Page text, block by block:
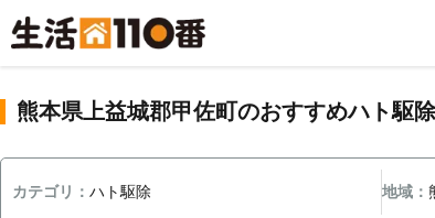
熊本県上益城郡甲佐町のおすすめハト駆
カテゴリ： ハト駆除 地域：